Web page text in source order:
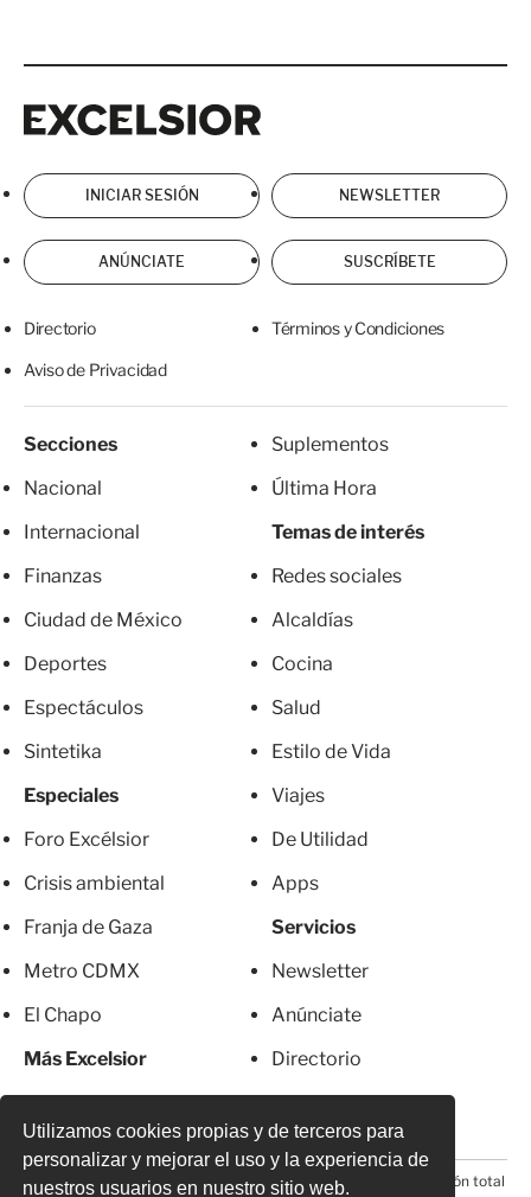
Utilizamos cookies propias y de terceros para
personalizar y mejorar el uso y la experiencia de
nuestros usuarios en nuestro sitio web.
INICIAR SESIÓN NEWSLETTER
ANÚNCIATE SUSCRÍBETE
Directorio Términos y Condiciones
Aviso de Privacidad
Secciones
Nacional
Internacional
Finanzas
Ciudad de México
Deportes
Espectáculos
Sintetika
Especiales
Foro Excélsior
Crisis ambiental
Franja de Gaza
Metro CDMX
El Chapo
Más Excelsior
Mujeres
Suplementos
Última Hora
Temas de interés
Redes sociales
Alcaldías
Cocina
Salud
Estilo de Vida
Viajes
De Utilidad
Apps
Servicios
Newsletter
Anúnciate
Directorio
Suscripciones
© 2026 Todos los derechos reservados. Prohibida la reproducción total